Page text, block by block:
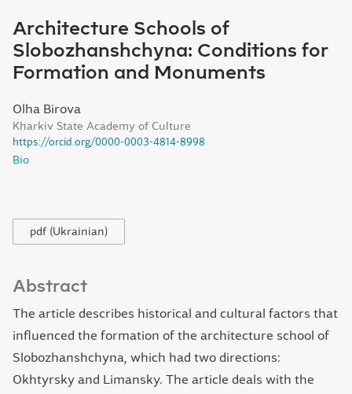
Architecture Schools of
Slobozhanshchyna: Conditions for
Formation and Monuments
Olha Birova
Kharkiv State Academy of Culture
https://orcid.org/0000-0003-4814-8998
Bio
pdf (Ukrainian)
Abstract
The article describes historical and cultural factors that
influenced the formation of the architecture school of
Slobozhanshchyna, which had two directions:
Okhtyrsky and Limansky. The article deals with the